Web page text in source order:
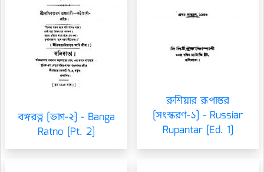
বঙ্গরত্ন [ভাগ-২] - Banga
Ratno [Pt. 2]
রুশিয়ার রূপান্তর
[সংস্করণ-১] - Russiar
Rupantar [Ed. 1]